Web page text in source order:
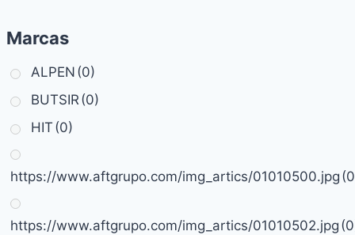
Marcas
ALPEN (0)
BUTSIR(0)
HIT (0)
https://www.aftgrupo.com/img_artics/01010500.jpg
https://www.aftgrupo.com/img_artics/01010502.jpg